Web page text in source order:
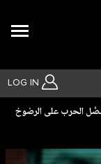
LOG IN
بحث متقدم
الحرب على الرضوخ